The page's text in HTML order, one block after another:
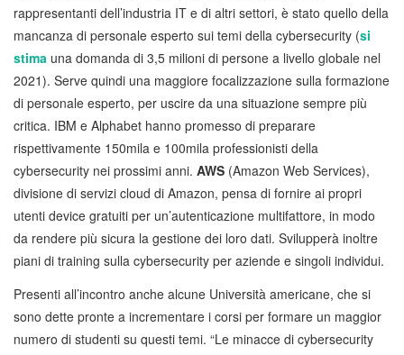
rappresentanti dell’industria IT e di altri settori, è stato quello della
mancanza di personale esperto sui temi della cybersecurity (si
stima una domanda di 3,5 milioni di persone a livello globale nel
2021). Serve quindi una maggiore focalizzazione sulla formazione
di personale esperto, per uscire da una situazione sempre più
critica. IBM e Alphabet hanno promesso di preparare
rispettivamente 150mila e 100mila professionisti della
cybersecurity nei prossimi anni. AWS (Amazon Web Services),
divisione di servizi cloud di Amazon, pensa di fornire ai propri
utenti device gratuiti per un’autenticazione multifattore, in modo
da rendere più sicura la gestione dei loro dati. Svilupperà inoltre
piani di training sulla cybersecurity per aziende e singoli individui.
Presenti all’incontro anche alcune Università americane, che si
sono dette pronte a incrementare i corsi per formare un maggior
numero di studenti su questi temi. “Le minacce di cybersecurity